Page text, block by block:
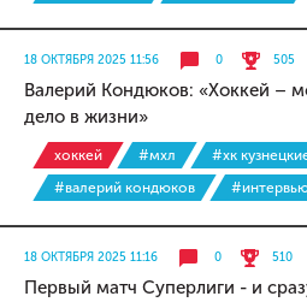
18 ОКТЯБРЯ 2025 11:56 0 505
Валерий Кондюков: «Хоккей –
дело в жизни»
хоккей #мхл
#хк
#валерий кондюков
18 ОКТЯБРЯ 2025 11:16 0 510
Первый матч Суперлиги - и